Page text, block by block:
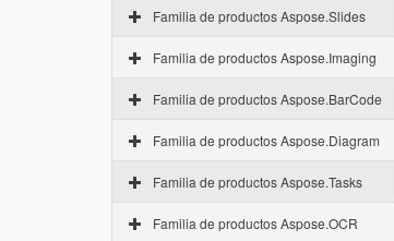
Familia de productos Aspose.Slides
Familia de productos Aspose.Imaging
Familia de productos Aspose.BarCode
Familia de productos Aspose.Diagram
Familia de productos Aspose.Tasks
Familia de productos Aspose.OCR